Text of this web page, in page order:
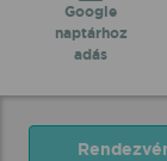
Google
naptárhoz
adás